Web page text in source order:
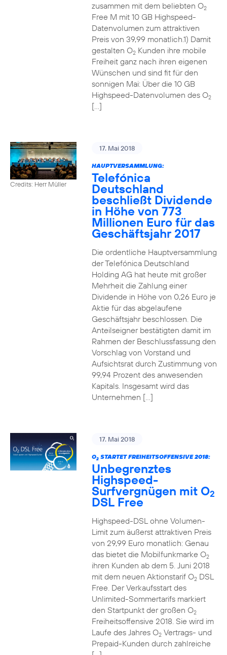
zusammen mit dem beliebten O2
Free M mit 10 GB Highspeed-
Datenvolumen zum attraktiven
Preis von 39,99 monatlich.1) Damit
gestalten O2Kunden ihre mobile
Freiheit ganz nach ihren eigenen
Wünschen und sind fit für den
sonnigen Mai: Über die 10 GB
Highspeed-Datenvolumen des O2
[…]
Credits: Herr Müller
17. Mai 2018
HAUPTVERSAMMLUNG:
Telefónica
Deutschland
beschließt Dividende
in Höhe von 773
Millionen Euro für das
Geschäftsjahr 2017
Die ordentliche Hauptversammlung
der Telefónica Deutschland
Holding AG hat heute mit großer
Mehrheit die Zahlung einer
Dividende in Höhe von 0,26 Euro je
Aktie für das abgelaufene
Geschäftsjahr beschlossen. Die
Anteilseigner bestätigten damit im
Rahmen der Beschlussfassung den
Vorschlag von Vorstand und
Aufsichtsrat durch Zustimmung von
99,94 Prozent des anwesenden
Kapitals. Insgesamt wird das
Unternehmen […]
17. Mai 2018
O2STARTET FREIHEITSOFFENSIVE 2018:
Unbegrenztes
Highspeed-
Surfvergnügen mit O2
DSL Free
Highspeed-DSL ohne Volumen-
Limit zum äußerst attraktiven Preis
von 29,99 Euro monatlich: Genau
das bietet die Mobilfunkmarke O2
ihren Kunden ab dem 5. Juni 2018
mit dem neuen Aktionstarif O2DSL
Free. Der Verkaufsstart des
Unlimited-Sommertarifs markiert
den Startpunkt der großen O2
Freiheitsoffensive 2018. Sie wird im
Laufe des Jahres O2Vertrags- und
Prepaid-Kunden durch zahlreiche